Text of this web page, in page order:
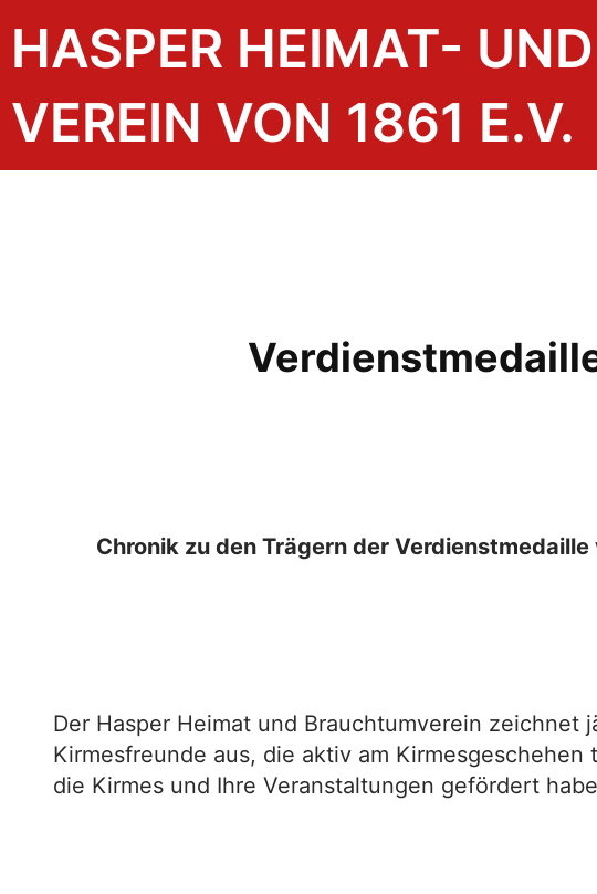
HASPER HEIMAT-
VEREIN VON 1861 E.V.
Chronik zu den Trägern der Verdienstmedaille
Der Hasper Heimat und Brauchtumverein zeichnet
Kirmesfreunde aus, die aktiv am Kirmesgeschehen
die Kirmes und Ihre Veranstaltungen gefördert